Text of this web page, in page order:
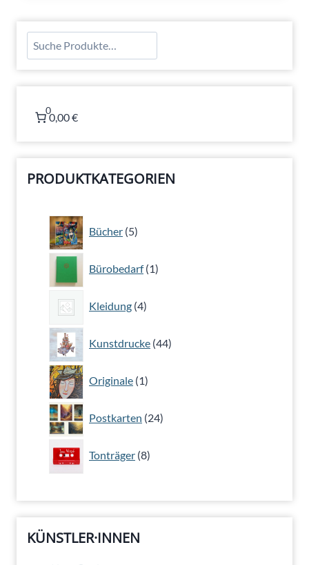
Suchen
0
0,00 €
PRODUKTKATEGORIEN
Bücher 5
Produkte
Bürobedarf 1
Produkt
Kleidung 4
Produkte
Kunstdrucke 44
Produkte
Originale 1
Produkt
Postkarten 24
Produkte
Tonträger 8
Produkte
KÜNSTLER·INNEN